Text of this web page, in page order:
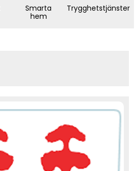
Smarta
hem
Trygghetstjänster